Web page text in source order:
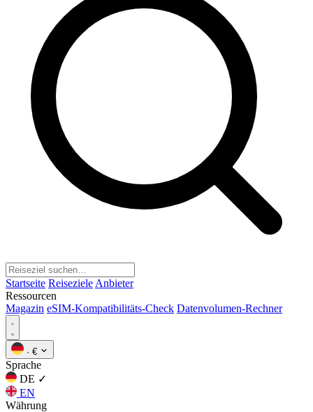
Startseite Reiseziele Anbieter
Ressourcen
Magazin eSIM-Kompatibilitäts-Check Datenvolumen-Rechner
· €
Sprache
DE ✓
EN
Währung